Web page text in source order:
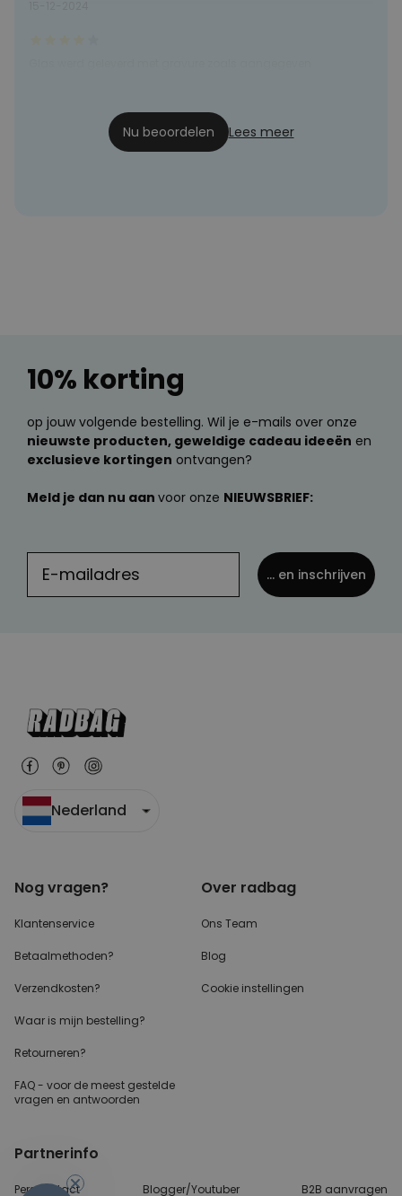
Nu beoordelen Lees meer
10% korting
op jouw volgende bestelling. Wil je e-mails over onze
nieuwste producten, geweldige cadeau ideeën en
exclusieve kortingen ontvangen?
Meld je dan nu aan voor onze NIEUWSBRIEF:
... en inschrijven
Nederland
Nog vragen?
Klantenservice
Betaalmethoden?
Verzendkosten?
Waar is mijn bestelling?
Retourneren?
FAQ - voor de meest gestelde
vragen en antwoorden
Over radbag
Ons Team
Blog
Cookie instellingen
Partnerinfo
Perscontact Blogger/Youtuber B2B aanvragen